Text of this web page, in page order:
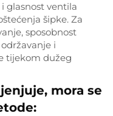
glasnost ventila
šipke. Za
sposobnost
i
tijekom dužeg
mora se